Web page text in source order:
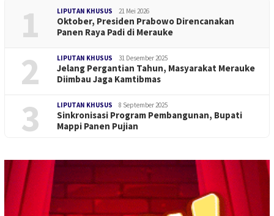
1 LIPUTAN KHUSUS 21 Mei 2026
Oktober, Presiden Prabowo Direncanakan
Panen Raya Padi di Merauke
2 LIPUTAN KHUSUS 31 Desember 2025
Jelang Pergantian Tahun, Masyarakat Merauke
Diimbau Jaga Kamtibmas
3 LIPUTAN KHUSUS 8 September 2025
Sinkronisasi Program Pembangunan, Bupati
Mappi Panen Pujian